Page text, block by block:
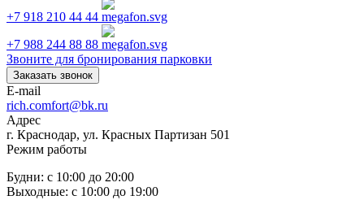
+7 918 210 44 44
+7 988 244 88 88
Звоните для бронирования парковки
Заказать звонок
E-mail
rich.comfort@bk.ru
Адрес
г. Краснодар, ул. Красных Партизан 501
Режим работы
Будни: с 10:00 до 20:00
Выходные: с 10:00 до 19:00